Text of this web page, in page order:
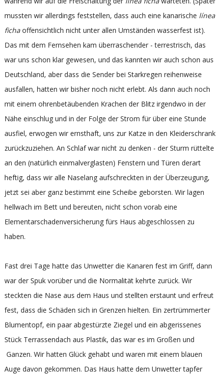
mussten wir allerdings feststellen, dass auch eine kanarische línea
fichaoffensichtlich nicht unter allen Umständen wasserfest ist).
Das mit dem Fernsehen kam überraschender - terrestrisch, das
war uns schon klar gewesen, und das kannten wir auch schon aus
Deutschland, aber dass die Sender bei Starkregen reihenweise
ausfallen, hatten wir bisher noch nicht erlebt. Als dann auch noch
mit einem ohrenbetäubenden Krachen der Blitz irgendwo in der
Nähe einschlug und in der Folge der Strom für über eine Stunde
ausfiel, erwogen wir ernsthaft, uns zur Katze in den Kleiderschrank
zurückzuziehen. An Schlaf war nicht zu denken - der Sturm rüttelte
an den (natürlich einmalverglasten) Fenstern und Türen derart
heftig, dass wir alle Naselang aufschreckten in der Überzeugung,
jetzt sei aber ganz bestimmt eine Scheibe geborsten. Wir lagen
hellwach im Bett und bereuten, nicht schon vorab eine
Elementarschadenversicherung fürs Haus abgeschlossen zu
haben.
Fast drei Tage hatte das Unwetter die Kanaren fest im Griff, dann
war der Spuk vorüber und die Normalität kehrte zurück. Wir
steckten die Nase aus dem Haus und stellten erstaunt und erfreut
fest, dass die Schäden sich in Grenzen hielten. Ein zertrümmerter
Blumentopf, ein paar abgestürzte Ziegel und ein abgerissenes
Stück Terrassendach aus Plastik, das war es im Großen und
Ganzen. Wir hatten Glück gehabt und waren mit einem blauen
Auge davon gekommen. Das Haus hatte dem Unwetter tapfer